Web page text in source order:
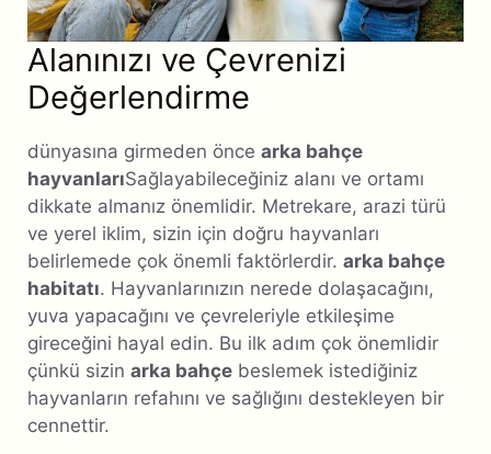
Alanınızı ve Çevrenizi
Değerlendirme
dünyasına girmeden önce arka bahçe
hayvanlarıSağlayabileceğiniz alanı ve ortamı
dikkate almanız önemlidir. Metrekare, arazi türü
ve yerel iklim, sizin için doğru hayvanları
belirlemede çok önemli faktörlerdir. arka bahçe
habitatı. Hayvanlarınızın nerede dolaşacağını,
yuva yapacağını ve çevreleriyle etkileşime
gireceğini hayal edin. Bu ilk adım çok önemlidir
çünkü sizin arka bahçe beslemek istediğiniz
hayvanların refahını ve sağlığını destekleyen bir
cennettir.